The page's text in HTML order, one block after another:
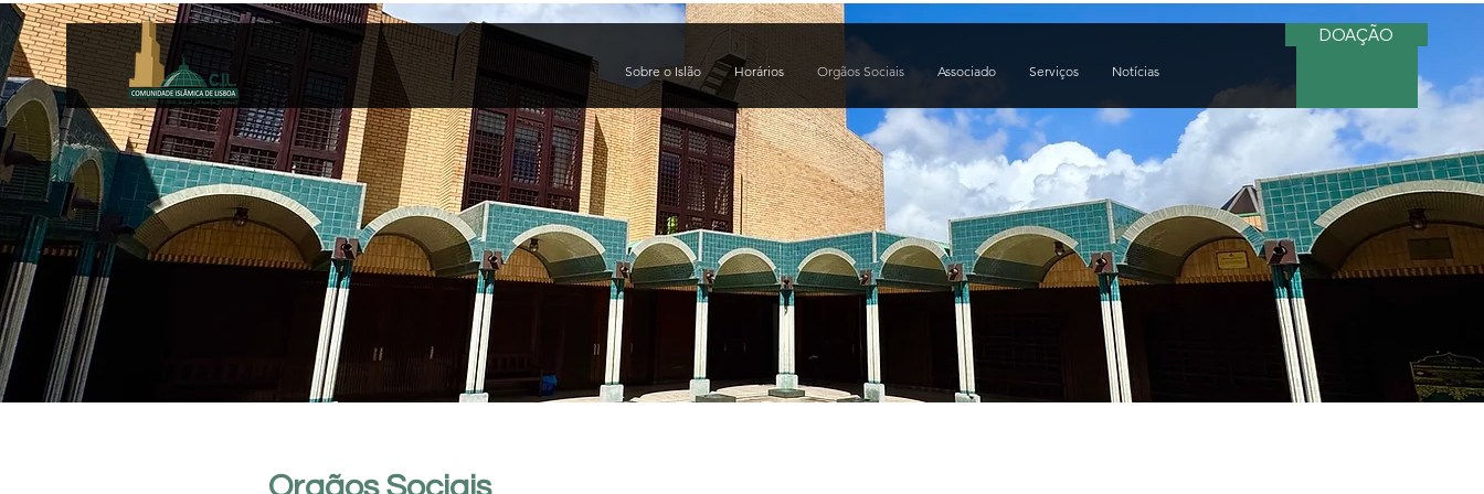
Sobre o Islão Horários Orgãos Sociais Associado Serviços Notícias
DOAÇÃO
Orgãos Sociais